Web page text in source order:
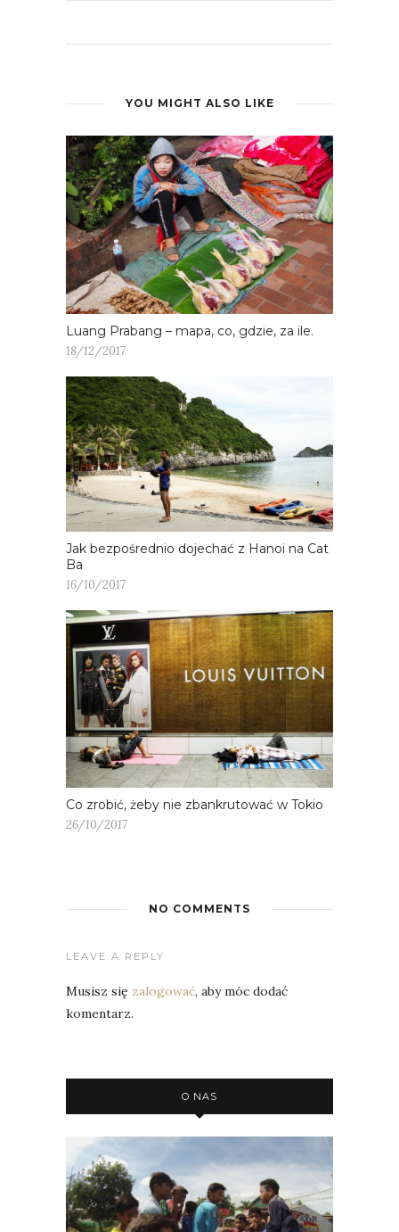
YOU MIGHT ALSO LIKE
Luang Prabang – mapa, co, gdzie, za ile.
18/12/2017
Jak bezpośrednio dojechać z Hanoi na Cat
Ba
16/10/2017
Co zrobić, żeby nie zbankrutować w Tokio
26/10/2017
NO COMMENTS
LEAVE A REPLY
Musisz się zalogować, aby móc dodać
komentarz.
O NAS